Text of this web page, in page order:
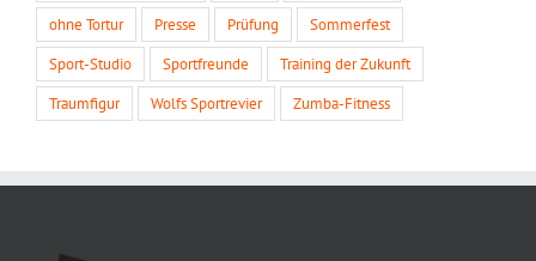
ohne Tortur Presse Prüfung Sommerfest
Sport-Studio Sportfreunde Training der Zukunft
Traumfigur Wolfs Sportrevier Zumba-Fitness